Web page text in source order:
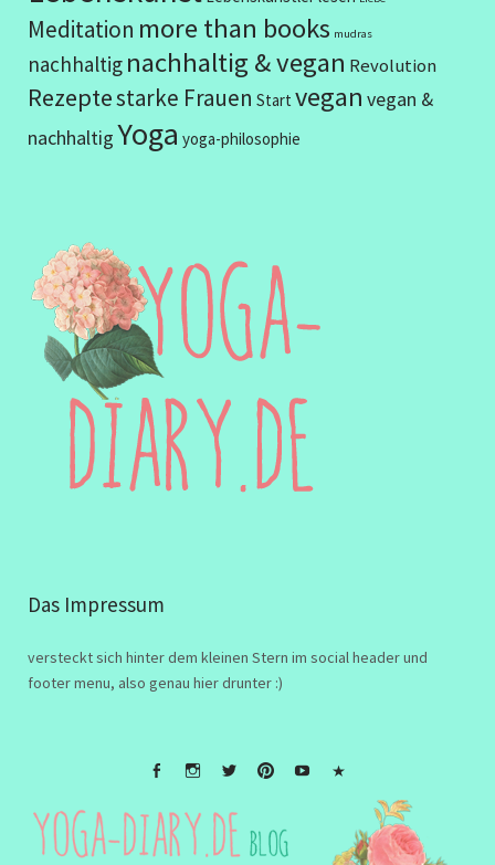
Meditation more than books mudras
nachhaltig nachhaltig & vegan Revolution
Rezeptestarke Frauen Start vegan vegan &
nachhaltigYoga yoga-philosophie
Das Impressum
versteckt sich hinter dem kleinen Stern im social header und
footer menu, also genau hier drunter :)
Impressum
Disclaimer